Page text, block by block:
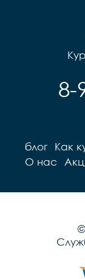
8-
блог Как
О нас